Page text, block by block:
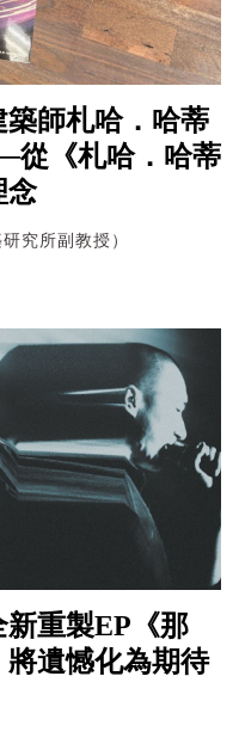
師札哈．哈蒂
從《札哈．哈蒂
念
究所副教授）
重製EP《那
遺憾化為期待